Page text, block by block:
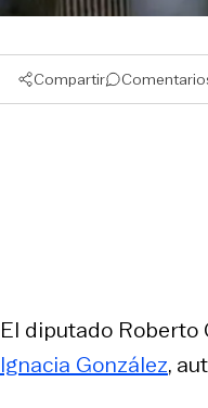
Compartir
El diputado Roberto
Ignacia González,